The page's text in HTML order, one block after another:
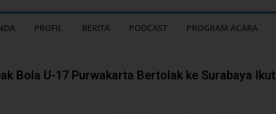
PROFIL BERITA PODCAST PROGRAM ACARA
Bola U-17 Purwakarta Bertolak ke Surabaya Ikut